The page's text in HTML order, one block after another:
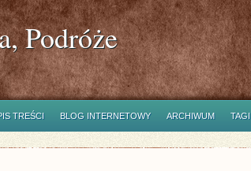
Podróże
TREŚCI BLOG INTERNETOWY ARCHIWUM TAGI